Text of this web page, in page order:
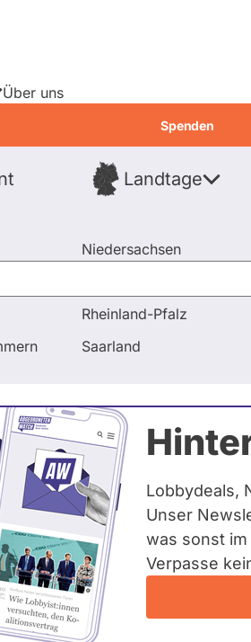
Landtage
Niedersachsen
Rheinland-Pfalz
Saarland
Über uns
Spenden
Lobbydeals,
Unser
was sonst
Verpasse
Diese Lobbyisten können
in den
haben 778 Lobbyisten
zeigt eine Liste, die die
hat.
großes Interesse an
Hausausweis zum